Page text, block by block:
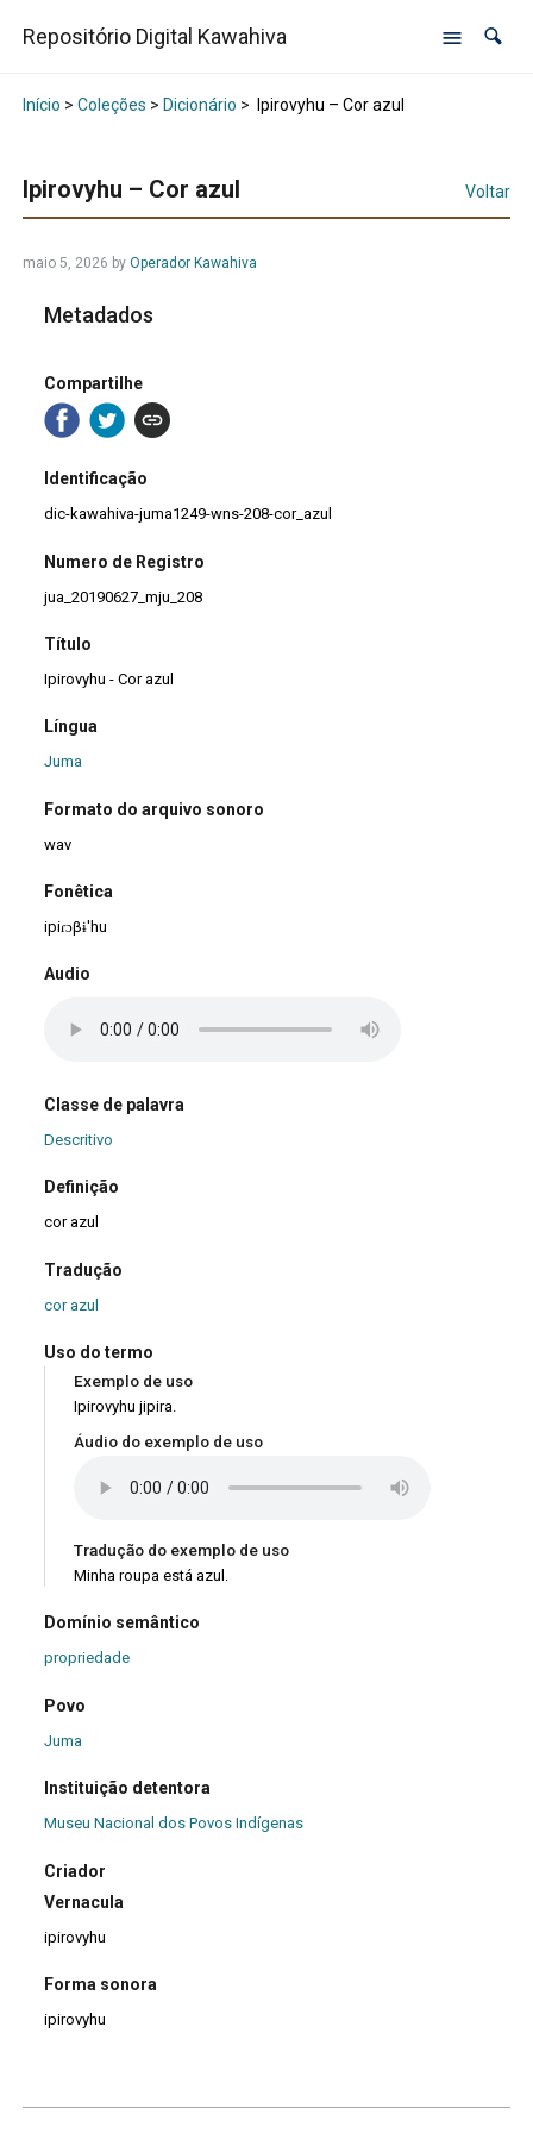
Repositório Digital Kawahiva
Início > Coleções > Dicionário > Ipirovyhu – Cor azul
Ipirovyhu – Cor azul Voltar
maio 5, 2026 by Operador Kawahiva
Metadados
Compartilhe
Identificação
dic-kawahiva-juma1249-wns-208-cor_azul
Numero de Registro
jua_20190627_mju_208
Título
Ipirovyhu - Cor azul
Língua
Juma
Formato do arquivo sonoro
wav
Fonêtica
ipiɾɔβɨ'hu
Audio
Classe de palavra
Descritivo
Definição
cor azul
Tradução
cor azul
Uso do termo
Exemplo de uso
Ipirovyhu jipira.
Áudio do exemplo de uso
Tradução do exemplo de uso
Minha roupa está azul.
Domínio semântico
propriedade
Povo
Juma
Instituição detentora
Museu Nacional dos Povos Indígenas
Criador
Vernacula
ipirovyhu
Forma sonora
ipirovyhu